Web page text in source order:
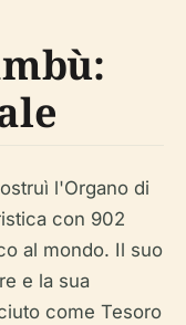
l'Organo di
con 902
al mondo. Il suo
e la sua
come Tesoro